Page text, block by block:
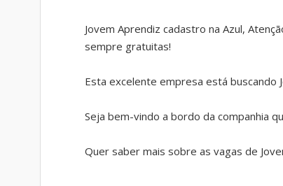
Jovem Aprendiz cadastro na Azul,
sempre gratuitas!
Esta excelente empresa está buscando
Seja bem-vindo a bordo da companhia
Quer saber mais sobre as vagas de